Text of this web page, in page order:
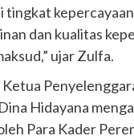
tingkat
dan kualitas
ujar Zulfa.
Hidayana
Para Kader